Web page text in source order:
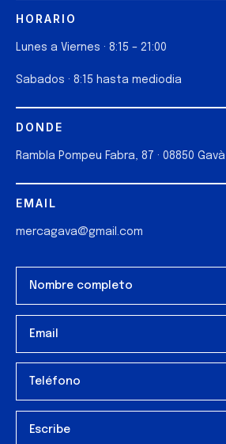
HORARIO
Lunes a Viernes · 8:15 – 21:00
Sabados · 8:15 hasta mediodia
DONDE
Rambla Pompeu Fabra, 87 · 08850 Gavà
EMAIL
mercagava@gmail.com